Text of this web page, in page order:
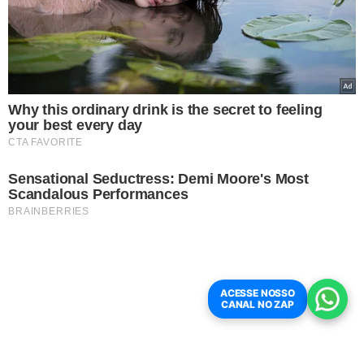
ACESSE NOSSO
CANAL NO ZAP